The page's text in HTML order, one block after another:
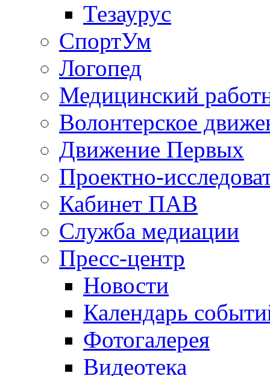
Тезаурус
СпортУм
Логопед
Медицинский
Волонтерское
Движение Первых
Проектно-
Кабинет ПАВ
Служба медиации
Пресс-центр
Новости
Календарь
Фотогалерея
Видеотека